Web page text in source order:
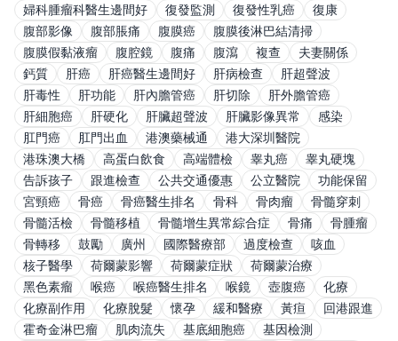
婦科腫瘤科醫生邊間好
復發監測 復發性乳癌
復康
腹部影像
腹部脹痛 腹膜癌
腹膜後淋巴結清掃
腹膜假黏液瘤
腹腔鏡 腹痛 腹瀉 複查
夫妻關係
鈣質
肝癌 肝癌醫生邊間好 肝病檢查
肝超聲波
肝毒性
肝功能 肝內膽管癌 肝切除
肝外膽管癌
肝細胞癌
肝硬化 肝臟超聲波 肝臟影像異常
感染
肛門癌
肛門出血 港澳藥械通
港大深圳醫院
港珠澳大橋
高蛋白飲食 高端體檢 睾丸癌
睾丸硬塊
告訴孩子
跟進檢查 公共交通優惠 公立醫院
功能保留
宮頸癌
骨癌 骨癌醫生排名 骨科 骨肉瘤
骨髓穿刺
骨髓活檢
骨髓移植 骨髓增生異常綜合症 骨痛
骨腫瘤
骨轉移
鼓勵 廣州 國際醫療部 過度檢查
咳血
核子醫學
荷爾蒙影響 荷爾蒙症狀
荷爾蒙治療
黑色素瘤
喉癌 喉癌醫生排名 喉鏡 壺腹癌
化療
化療副作用
化療脫髮 懷孕 緩和醫療 黃疸
回港跟進
霍奇金淋巴瘤
肌肉流失 基底細胞癌
基因檢測